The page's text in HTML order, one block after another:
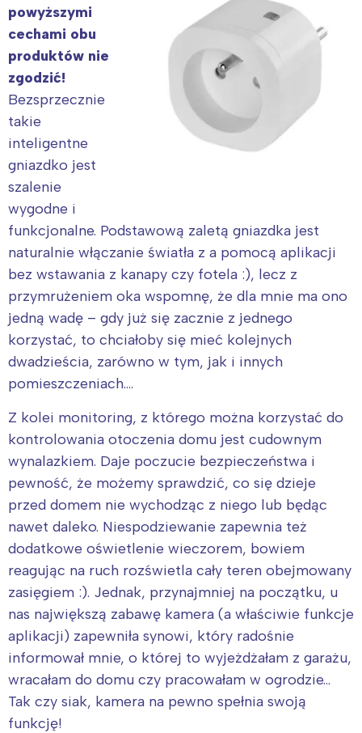
powyższymi
cechami obu
produktów nie
zgodzić!
Bezsprzecznie
takie
inteligentne
gniazdko jest
szalenie
wygodne i
funkcjonalne. Podstawową zaletą gniazdka jest
naturalnie włączanie światła z a pomocą aplikacji
bez wstawania z kanapy czy fotela :), lecz z
przymrużeniem oka wspomnę, że dla mnie ma ono
jedną wadę – gdy już się zacznie z jednego
korzystać, to chciałoby się mieć kolejnych
dwadzieścia, zarówno w tym, jak i innych
pomieszczeniach….
Z kolei monitoring, z którego można korzystać do
kontrolowania otoczenia domu jest cudownym
wynalazkiem. Daje poczucie bezpieczeństwa i
pewność, że możemy sprawdzić, co się dzieje
przed domem nie wychodząc z niego lub będąc
nawet daleko. Niespodziewanie zapewnia też
dodatkowe oświetlenie wieczorem, bowiem
reagując na ruch rozświetla cały teren obejmowany
zasięgiem :). Jednak, przynajmniej na początku, u
nas największą zabawę kamera (a właściwie funkcje
aplikacji) zapewniła synowi, który radośnie
informował mnie, o której to wyjeżdżałam z garażu,
wracałam do domu czy pracowałam w ogrodzie…
Tak czy siak, kamera na pewno spełnia swoją
funkcję!
Interesują mnie wydarzenia z
tego regionu:
Warszawa
Łódź
Trójmiasto
Poznań
Wrocław
Śląsk
Kraków
Południe
Północ
Wszystkie
Wybieram